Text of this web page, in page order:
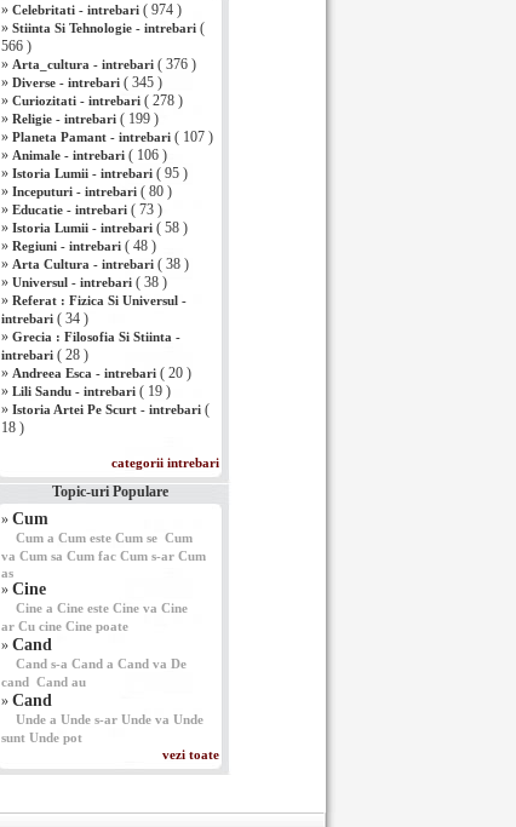
» Celebritati - intrebari ( 974 )
» Stiinta Si Tehnologie - intrebari (
566 )
» Arta_cultura - intrebari ( 376 )
» Diverse - intrebari ( 345 )
» Curiozitati - intrebari ( 278 )
» Religie - intrebari ( 199 )
» Planeta Pamant - intrebari ( 107 )
» Animale - intrebari ( 106 )
» Istoria Lumii - intrebari ( 95 )
» Inceputuri - intrebari ( 80 )
» Educatie - intrebari ( 73 )
» Istoria Lumii - intrebari ( 58 )
» Regiuni - intrebari ( 48 )
» Arta Cultura - intrebari ( 38 )
» Universul - intrebari ( 38 )
» Referat : Fizica Si Universul -
intrebari ( 34 )
» Grecia : Filosofia Si Stiinta -
intrebari ( 28 )
» Andreea Esca - intrebari ( 20 )
» Lili Sandu - intrebari ( 19 )
» Istoria Artei Pe Scurt - intrebari (
18 )
categorii intrebari
Topic-uri Populare
» Cum
Cum a Cum este Cum se Cum
va Cum sa Cum fac Cum s-ar Cum
as
» Cine
Cine a Cine este Cine va Cine
ar Cu cine Cine poate
» Cand
Cand s-a Cand a Cand va De
cand Cand au
» Cand
Unde a Unde s-ar Unde va Unde
sunt Unde pot
vezi toate